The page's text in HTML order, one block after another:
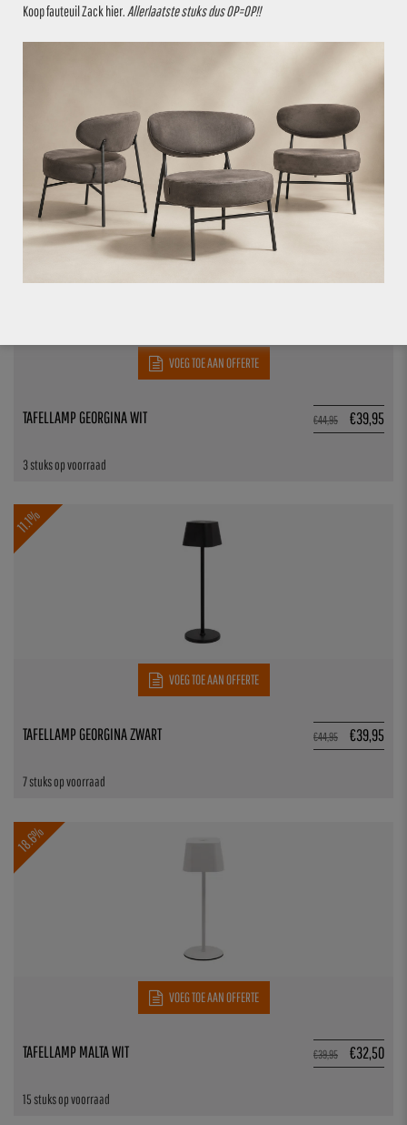
VOEG TOE AAN OFFERTE
€44,95
16 stuks op voorraad
11.1%
VOEG TOE AAN OFFERTE
€44,95 €39,95
3 stuks op voorraad
TAFELLAMP GEORGINA WIT
11.1%
VOEG TOE AAN OFFERTE
€44,95 €39,95
7 stuks op voorraad
TAFELLAMP GEORGINA ZWART
18.6%
VOEG TOE AAN OFFERTE
€39,95 €32,50
15 stuks op voorraad
TAFELLAMP MALTA WIT
Koop fauteuil Zackhier Allerlaatste stuks dus OP=OP!!